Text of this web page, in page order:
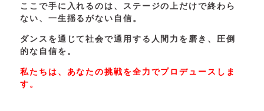
ここで手に入れるのは、ステージの上だけで終わら
ない、一生揺るがない自信。
ダンスを通じて社会で通用する人間力を磨き、圧倒
的な自信を。
私たちは、あなたの挑戦を全力でプロデュースしま
す。